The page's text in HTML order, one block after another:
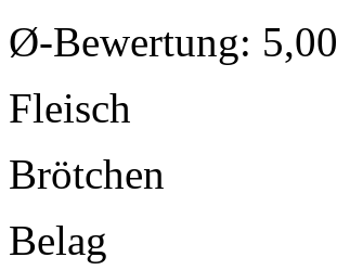
Ø-Bewertung: 5,00
Fleisch
Brötchen
Belag